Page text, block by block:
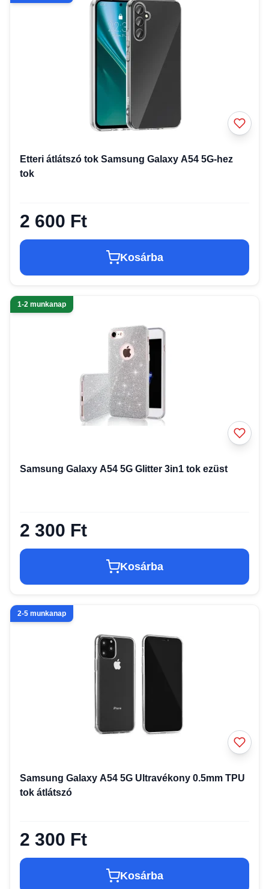
Etteri átlátszó tok Samsung Galaxy A54 5G-hez
tok
2 600 Ft
Kosárba
1-2 munkanap
Samsung Galaxy A54 5G Glitter 3in1 tok ezüst
2 300 Ft
Kosárba
2-5 munkanap
Samsung Galaxy A54 5G Ultravékony 0.5mm TPU
tok átlátszó
2 300 Ft
Kosárba